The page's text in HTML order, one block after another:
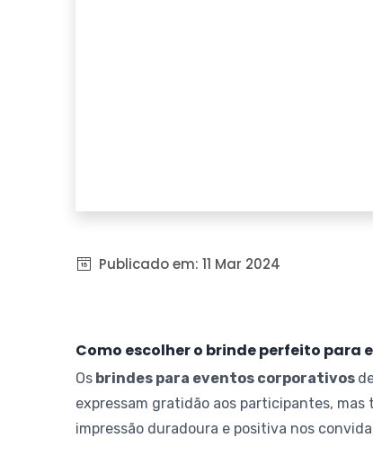
Publicado em: 11 Mar 2024
Como escolher o brinde perfeito para
Os brindes para eventos corporativos
expressam gratidão aos participantes,
impressão duradoura e positiva nos